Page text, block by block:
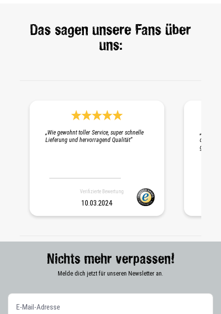
Das sagen unsere Fans über
uns:
„Wie gewohnt toller Service, super schnelle
Lieferung und hervorragend Qualität“
Verifizierte Bewertung
10.03.2024
die
gepackt.
Nichts mehr verpassen!
Melde dich jetzt für unseren Newsletter an.